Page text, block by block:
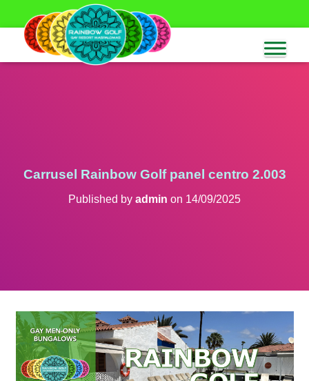
Carrusel Rainbow Golf panel centro 2.003
Published by admin on 14/09/2025